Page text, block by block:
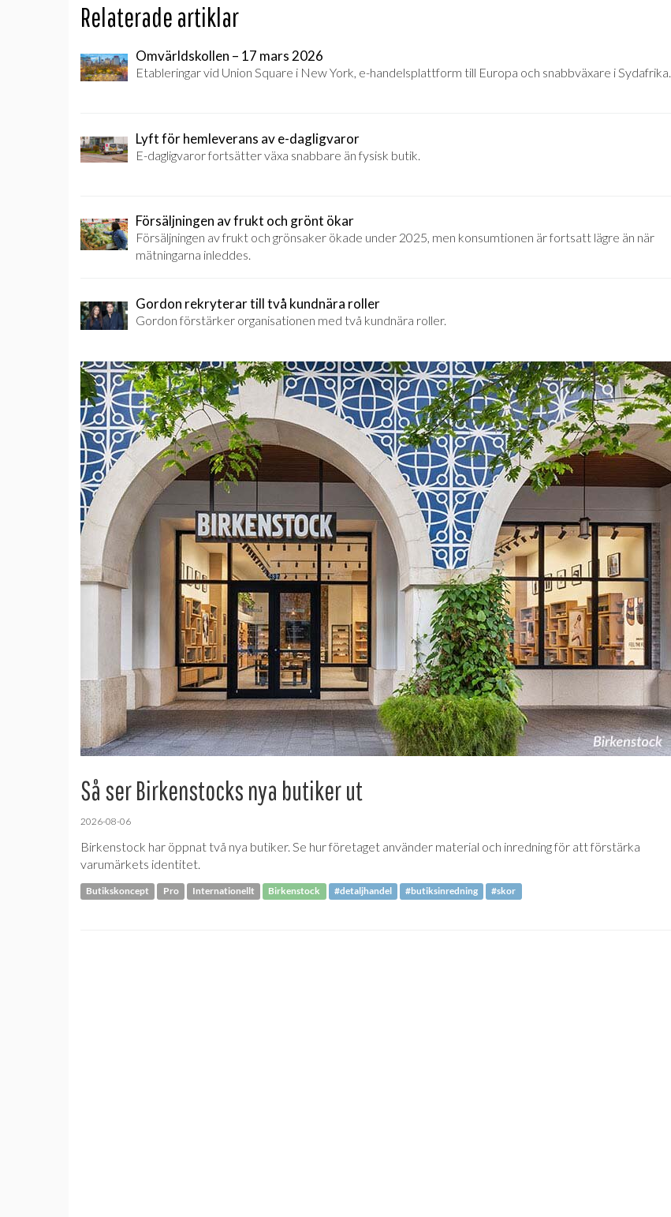
Relaterade artiklar
Omvärldskollen – 17 mars 2026
Etableringar vid Union Square i New York, e-handelsplattform till Europa och snabbväxare i Sydafrika.
Lyft för hemleverans av e-dagligvaror
E-dagligvaror fortsätter växa snabbare än fysisk butik.
Försäljningen av frukt och grönt ökar
Försäljningen av frukt och grönsaker ökade under 2025, men konsumtionen är fortsatt lägre än när
mätningarna inleddes.
Gordon rekryterar till två kundnära roller
Gordon förstärker organisationen med två kundnära roller.
Så ser Birkenstocks nya butiker ut
2026-08-06
Birkenstock har öppnat två nya butiker. Se hur företaget använder material och inredning för att förstärka
varumärkets identitet.
Butikskoncept Pro Internationellt Birkenstock #detaljhandel #butiksinredning #skor